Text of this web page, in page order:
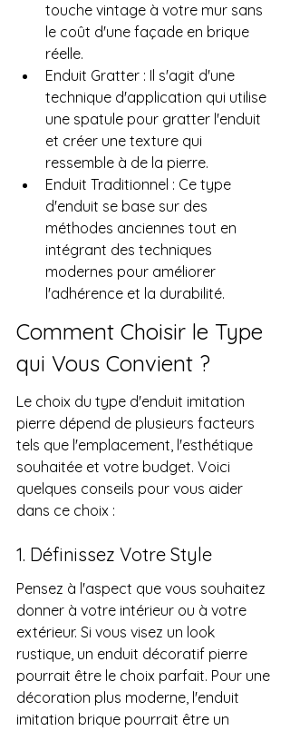
touche vintage à votre mur sans
le coût d'une façade en brique
réelle.
Enduit Gratter : Il s'agit d'une
technique d'application qui utilise
une spatule pour gratter l'enduit
et créer une texture qui
ressemble à de la pierre.
Enduit Traditionnel : Ce type
d'enduit se base sur des
méthodes anciennes tout en
intégrant des techniques
modernes pour améliorer
l'adhérence et la durabilité.
Comment Choisir le Type
qui Vous Convient ?
Le choix du type d'enduit imitation
pierre dépend de plusieurs facteurs
tels que l'emplacement, l'esthétique
souhaitée et votre budget. Voici
quelques conseils pour vous aider
dans ce choix :
1. Définissez Votre Style
Pensez à l'aspect que vous souhaitez
donner à votre intérieur ou à votre
extérieur. Si vous visez un look
rustique, un enduit décoratif pierre
pourrait être le choix parfait. Pour une
décoration plus moderne, l'enduit
imitation brique pourrait être un